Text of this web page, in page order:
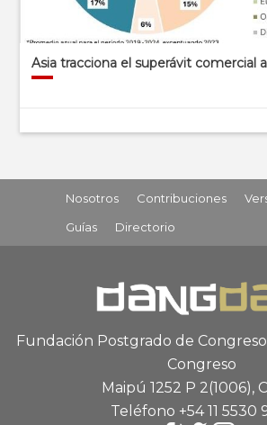
Asia tracciona el superávit comercial
Nosotros Contribuciones
Guías
Directorio
Fundación Postgrado de
Congreso
Maipú 1252 P 2(1006),
Teléfono +54 11 5530